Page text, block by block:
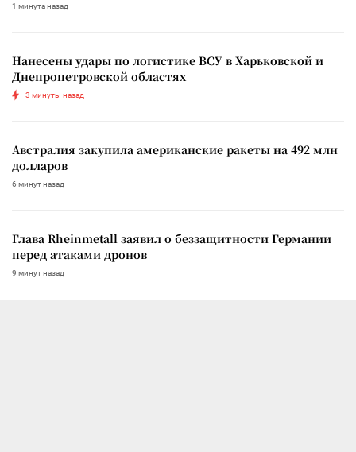
1 минута назад
Нанесены удары по логистике ВСУ в Харьковской и
Днепропетровской областях
3 минуты назад
Австралия закупила американские ракеты на 492 млн
долларов
6 минут назад
Глава Rheinmetall заявил о беззащитности Германии
перед атаками дронов
9 минут назад